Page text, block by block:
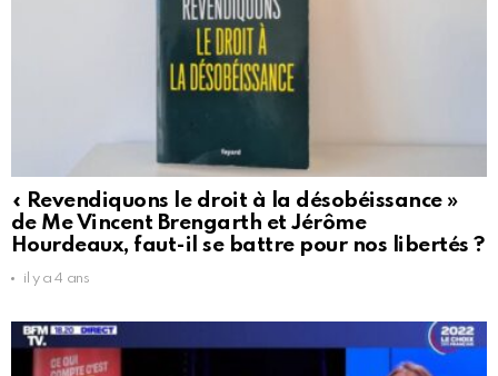
« Revendiquons le droit à la désobéissance »
de Me Vincent Brengarth et Jérôme
Hourdeaux, faut-il se battre pour nos libertés ?
il y a 4 ans